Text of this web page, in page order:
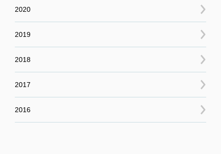
2020
2019
2018
2017
2016